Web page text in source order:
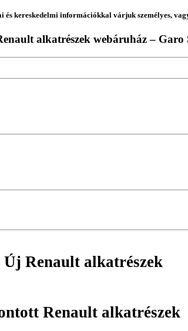
kereskedelmi információkkal várjuk személyes,
alkatrészek webáruház –
Új Renault alkatrészek
Renault alkatrészek